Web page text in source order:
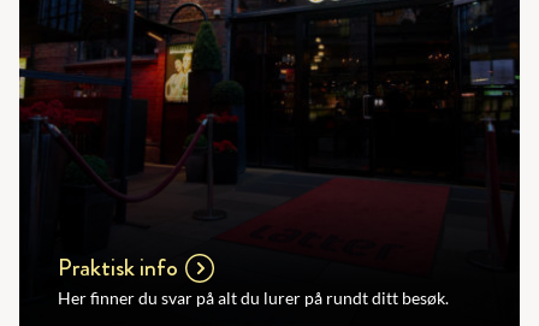
Praktisk info
Her finner du svar på alt du lurer på rundt ditt besøk.